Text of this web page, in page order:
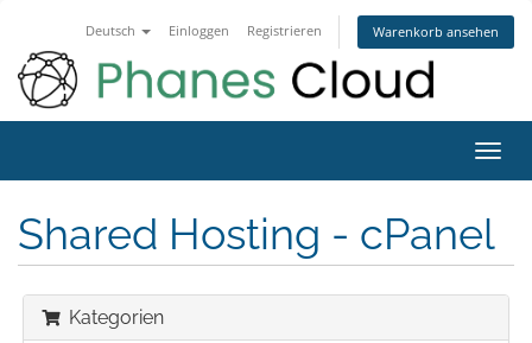
Deutsch Einloggen Registrieren Warenkorb ansehen
ein-/
Shared Hosting - cPanel
Kategorien